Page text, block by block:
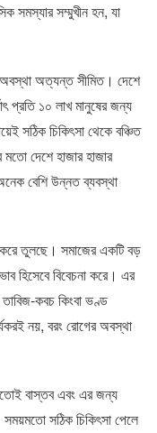
সমস্যার সম্মুখীন হন, যা
অবস্থা অত্যন্ত সীমিত। দেশে
প্রতি ১০ লাখ মানুষের জন্য
সঠিক চিকিৎসা থেকে বঞ্চিত
দেশে হাজার হাজার
বেশি উন্নত ব্যবস্থা
তুলছে। সমাজের একটি বড়
বিবেচনা করে। এর
কবচ কিংবা ভণ্ড
নয়, বরং রোগের অবস্থা
বাস্তব এবং এর জন্য
সঠিক চিকিৎসা পেলে